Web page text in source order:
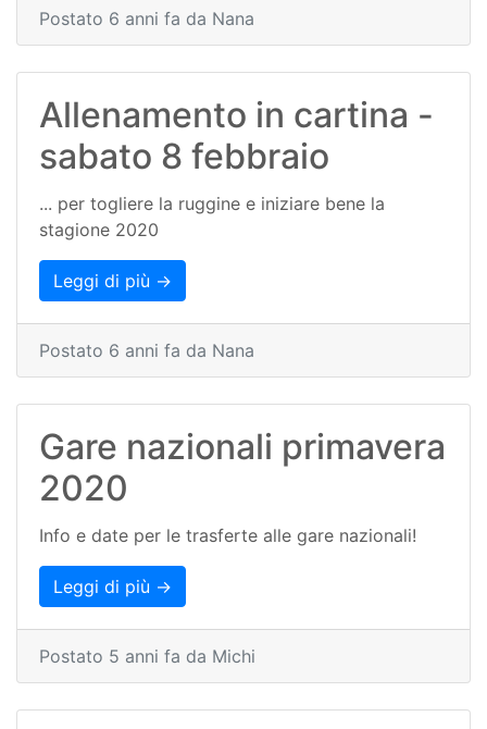
Postato 6 anni fa da Nana
Allenamento in cartina -
sabato 8 febbraio
... per togliere la ruggine e iniziare bene la
stagione 2020
Leggi di più →
Postato 6 anni fa da Nana
Gare nazionali primavera
2020
Info e date per le trasferte alle gare nazionali!
Leggi di più →
Postato 5 anni fa da Michi